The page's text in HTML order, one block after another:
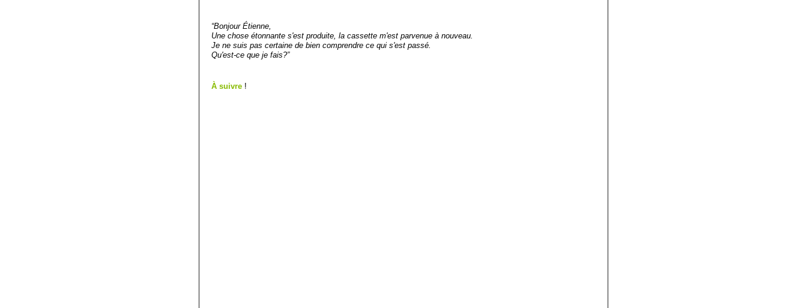
“Bonjour Étienne,
Une chose étonnante s'est produite, la cassette m'est parvenue à nouveau.
Je ne suis pas certaine de bien comprendre ce qui s'est passé.
Qu'est-ce que je fais?”
À suivre !